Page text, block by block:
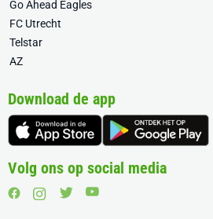
Go Ahead Eagles
FC Utrecht
Telstar
AZ
Download de app
Volg ons op social media